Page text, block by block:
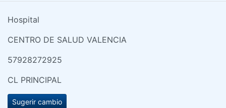
Hospital
CENTRO DE SALUD VALENCIA
57928272925
CL PRINCIPAL
Sugerir cambio